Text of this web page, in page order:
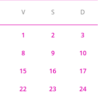
V S D
1 2 3
8 9 10
15 16 17
22 23 24